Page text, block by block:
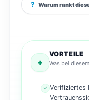
? Warum rankt
+
VORTEILE
Was bei
✓ Verifiziertes